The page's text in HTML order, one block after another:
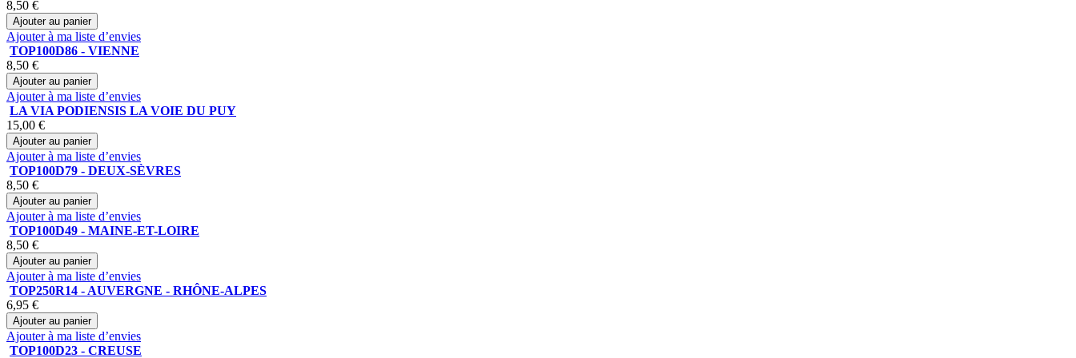
8,50 €
Ajouter au panier
Ajouter à ma liste d’envies
TOP100D86 - VIENNE
8,50 €
Ajouter au panier
Ajouter à ma liste d’envies
LA VIA PODIENSIS LA VOIE DU PUY
15,00 €
Ajouter au panier
Ajouter à ma liste d’envies
TOP100D79 - DEUX-SÈVRES
8,50 €
Ajouter au panier
Ajouter à ma liste d’envies
TOP100D49 - MAINE-ET-LOIRE
8,50 €
Ajouter au panier
Ajouter à ma liste d’envies
TOP250R14 - AUVERGNE - RHÔNE-ALPES
6,95 €
Ajouter au panier
Ajouter à ma liste d’envies
TOP100D23 - CREUSE